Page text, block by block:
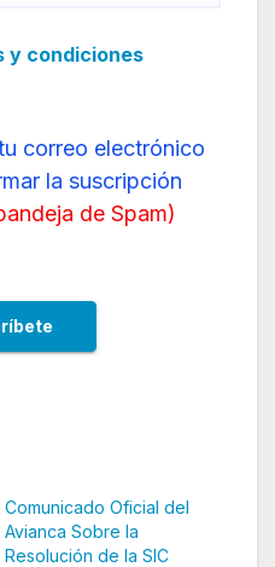
y condiciones
correo electrónico
la suscripción
de Spam)
Comunicado Oficial del
Avianca Sobre la
Resolución de la SIC